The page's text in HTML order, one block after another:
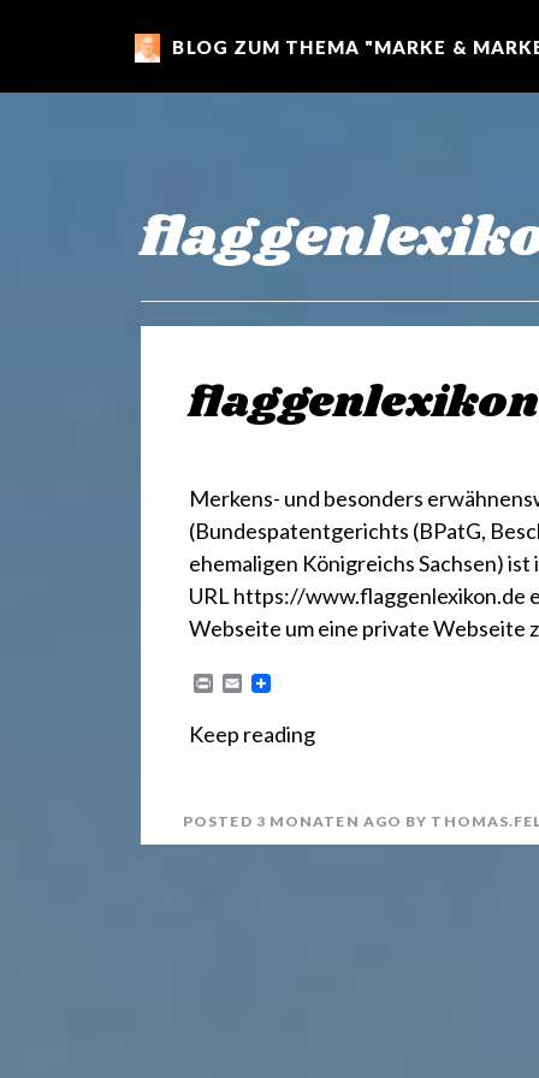
m
r
k
t
BLOG ZUM THEMA "MARKE &
Merkens- und besonders
(Bundespatentgerichts (BPatG,
ehemaligen Königreichs Sachsen)
URL https://www.flaggenlexikon.de
Webseite um eine private Webseite
n
E
i
Keep reading
POSTED 3 MONATEN AGO BY